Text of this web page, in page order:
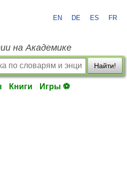
EN DE ES FR
на Академике
Найти!
Книги Игры ⚽